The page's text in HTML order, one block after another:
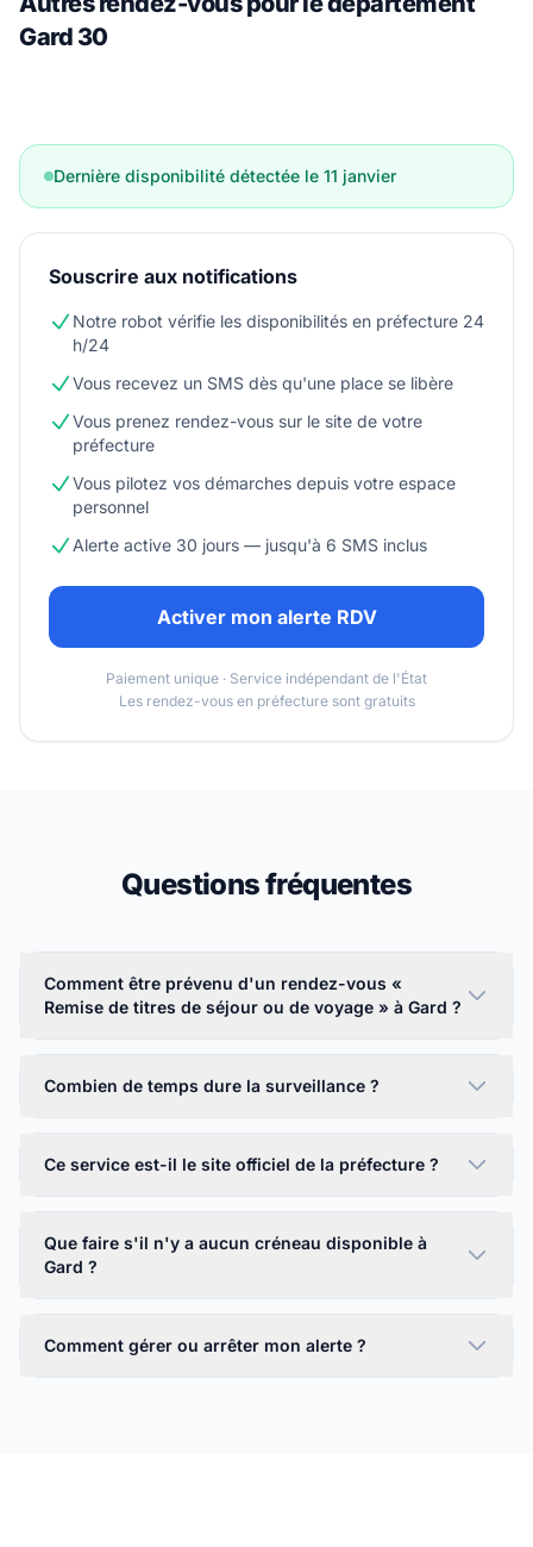
Gard 30
Dernière disponibilité détectée le 11 janvier
Souscrire aux notifications
Notre robot vérifie les disponibilités en préfecture 24
h/24
Vous recevez un SMS dès qu'une place se libère
Vous prenez rendez-vous sur le site de votre
préfecture
Vous pilotez vos démarches depuis votre espace
personnel
Alerte active 30 jours — jusqu'à 6 SMS inclus
Activer mon alerte RDV
Paiement unique · Service indépendant de l'État
Les rendez-vous en préfecture sont gratuits
Questions fréquentes
Comment être prévenu d'un rendez-vous «
Remise de titres de séjour ou de voyage » à Gard ?
Combien de temps dure la surveillance ?
Ce service est-il le site officiel de la préfecture ?
Que faire s'il n'y a aucun créneau disponible à
Gard ?
Comment gérer ou arrêter mon alerte ?